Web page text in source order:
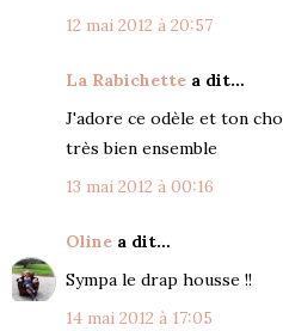
12 mai 2012 à 20:57
La Rabichette a dit…
J'adore ce odèle et ton
très bien ensemble
13 mai 2012 à 00:16
Oline a dit…
Sympa le drap housse !!
14 mai 2012 à 17:05